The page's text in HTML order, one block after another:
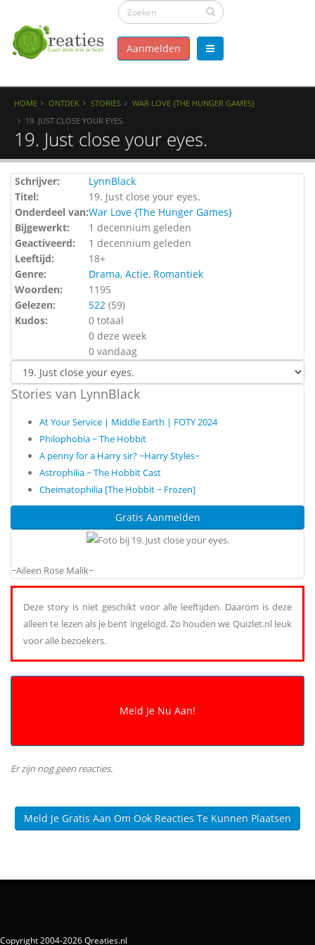
Aanmelden
HOME ONTDEK STORIES
WAR LOVE {THE HUNGER GAMES}
19. JUST CLOSE YOUR EYES.
19. Just close your eyes.
Schrijver:
LynnBlack
Titel:
19. Just close your eyes.
Onderdeel van:War Love {The Hunger Games}
Bijgewerkt:
1 decennium geleden
Geactiveerd:
1 decennium geleden
Leeftijd:
18+
Genre:
Drama, Actie, Romantiek
Woorden:
1195
Gelezen:
522 (59)
Kudos:
0 totaal
0 deze week
0 vandaag
Stories van LynnBlack
At Your Service | Middle Earth | FOTY 2024
Philophobia ~ The Hobbit
A penny for a Harry sir? ~Harry Styles~
Astrophilia ~ The Hobbit Cast
Cheimatophilia [The Hobbit ~ Frozen]
Gratis Aanmelden
~Aileen Rose Malik~
Deze story is niet geschikt voor alle leeftijden. Daarom is deze
alleen te lezen als je bent ingelogd. Zo houden we Quizlet.nl leuk
voor alle bezoekers.
Er zijn nog geen reacties.
Meld Je Gratis Aan Om Ook Reacties Te Kunnen Plaatsen
Copyright 2004-2026 Qreaties.nl